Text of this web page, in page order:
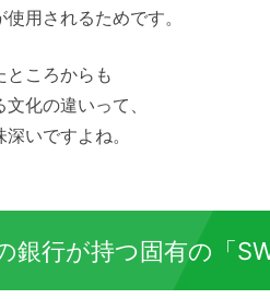
用されるためです。
ところからも
文化の違いって、
いですよね。
銀行が持つ固有の「